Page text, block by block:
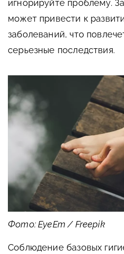
игнорируйте проблему.
может привести к
заболеваний, что
серьезные последствия.
Фото: EyeEm / Freepik
Соблюдение базовых